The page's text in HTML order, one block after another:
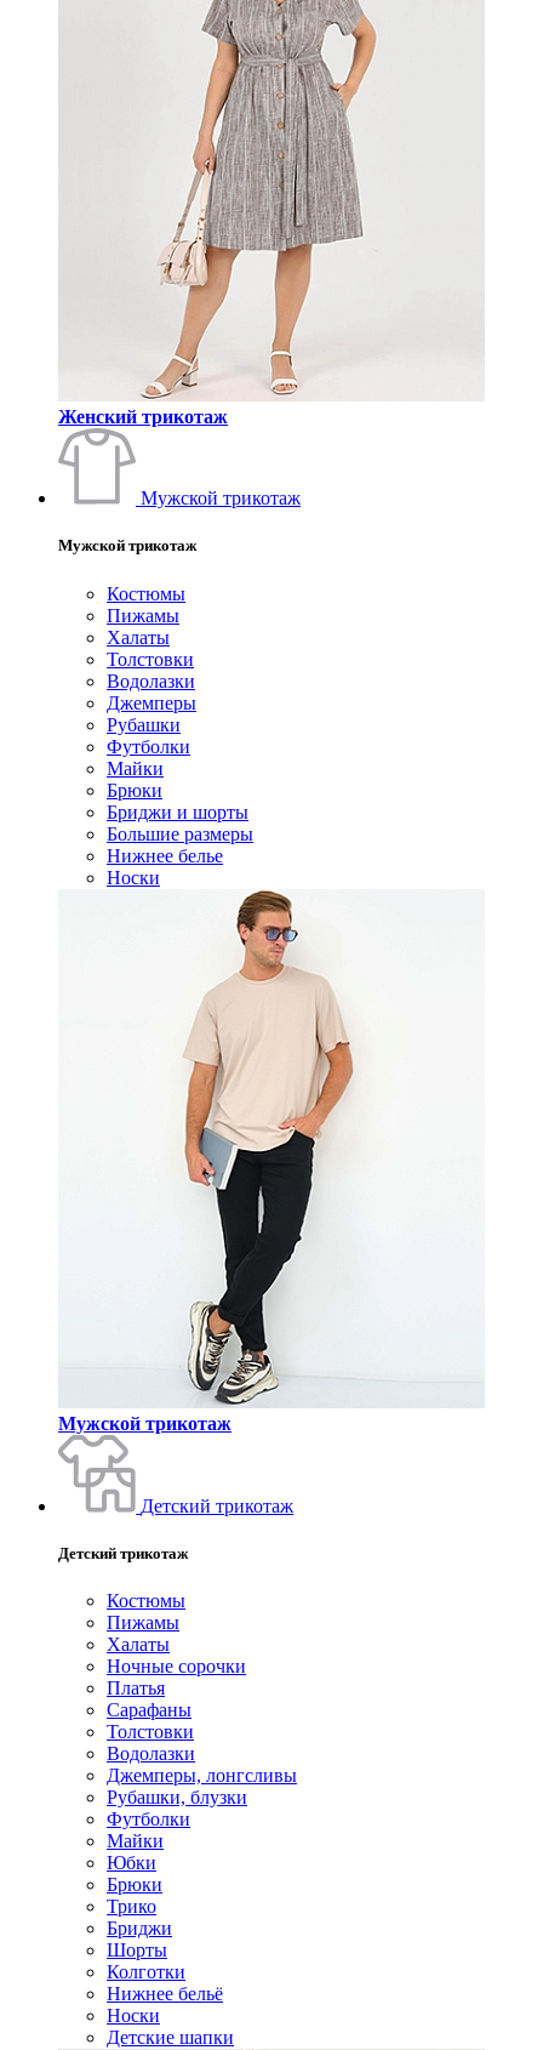
Женский трикотаж
Мужской трикотаж
Мужской трикотаж
Костюмы
Пижамы
Халаты
Толстовки
Водолазки
Джемперы
Рубашки
Футболки
Майки
Брюки
Бриджи и шорты
Большие размеры
Нижнее белье
Носки
Мужской трикотаж
Детский трикотаж
Детский трикотаж
Костюмы
Пижамы
Халаты
Ночные сорочки
Платья
Сарафаны
Толстовки
Водолазки
Джемперы, лонгсливы
Рубашки, блузки
Футболки
Майки
Юбки
Брюки
Трико
Бриджи
Шорты
Колготки
Нижнее бельё
Носки
Детские шапки